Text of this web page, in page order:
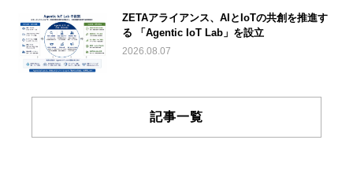
ZETAアライアンス、AIとIoTの共創を推進す
る 「Agentic IoT Lab」を設立
2026.08.07
記事一覧